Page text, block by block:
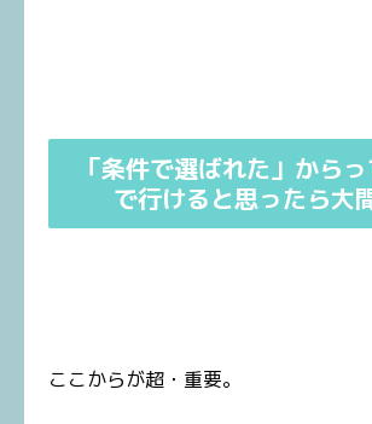
「条件で選ばれた」から
で行けると思ったら大
ここからが超・重要。